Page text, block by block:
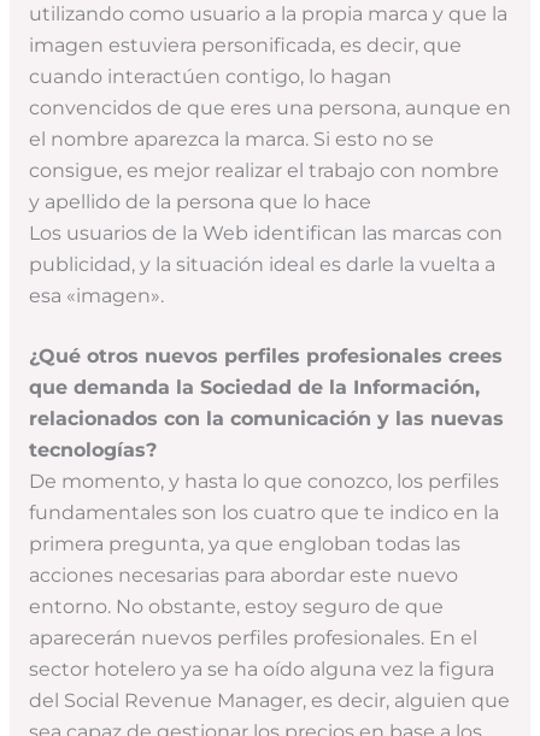
utilizando como usuario a la propia marca y que la
imagen estuviera personificada, es decir, que
cuando interactúen contigo, lo hagan
convencidos de que eres una persona, aunque en
el nombre aparezca la marca. Si esto no se
consigue, es mejor realizar el trabajo con nombre
y apellido de la persona que lo hace
Los usuarios de la Web identifican las marcas con
publicidad, y la situación ideal es darle la vuelta a
esa «imagen».
¿Qué otros nuevos perfiles profesionales crees
que demanda la Sociedad de la Información,
relacionados con la comunicación y las nuevas
tecnologías?
De momento, y hasta lo que conozco, los perfiles
fundamentales son los cuatro que te indico en la
primera pregunta, ya que engloban todas las
acciones necesarias para abordar este nuevo
entorno. No obstante, estoy seguro de que
aparecerán nuevos perfiles profesionales. En el
sector hotelero ya se ha oído alguna vez la figura
del Social Revenue Manager, es decir, alguien que